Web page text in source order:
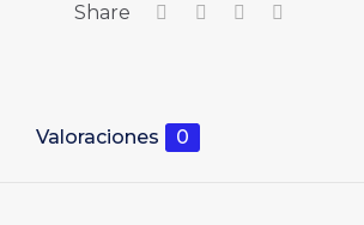
Share
Valoraciones 0